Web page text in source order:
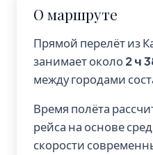
О маршруте
Прямой перелёт из
занимает около2 ч
между городами
Время полёта
рейса на основе
скорости